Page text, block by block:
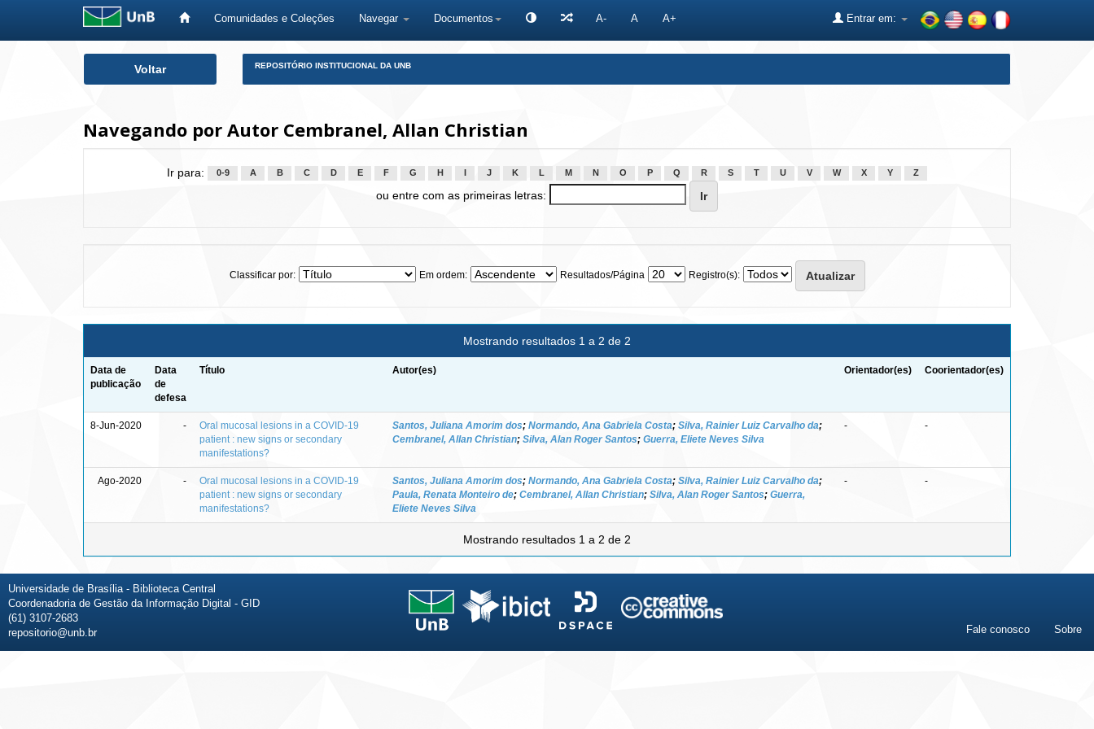
Comunidades e Coleções Navegar Documentos A- A A+ Entrar em:
Voltar REPOSITÓRIO INSTITUCIONAL DA UNB
Navegando por Autor Cembranel, Allan Christian
Ir para: 0-9 A B C D E F G H J K L M N O P Q R S T U V W X Y Z
ou entre com as primeiras letras:
Classificar por: Em ordem: Resultados/Página Registro(s):
Mostrando resultados 1 a 2 de 2
Data de
publicação
Data
de
defesa
Título Autor(es) Orientador(es) Coorientador(es)
8-Jun-2020 -
Oral mucosal lesions in a COVID-19
patient : new signs or secondary
manifestations?
Santos, Juliana Amorim dos; Normando, Ana Gabriela Costa; Silva, Rainier Luiz Carvalho da;
Cembranel, Allan Christian; Silva, Alan Roger Santos; Guerra, Eliete Neves Silva
- -
Ago-2020 -
Oral mucosal lesions in a COVID-19
patient : new signs or secondary
manifestations?
Santos, Juliana Amorim dos; Normando, Ana Gabriela Costa; Silva, Rainier Luiz Carvalho da;
Paula, Renata Monteiro de; Cembranel, Allan Christian; Silva, Alan Roger Santos; Guerra,
Eliete Neves Silva
- -
Mostrando resultados 1 a 2 de 2
Universidade de Brasília - Biblioteca Central
Coordenadoria de Gestão da Informação Digital - GID
(61) 3107-2683
repositorio@unb.br
Fale conosco Sobre